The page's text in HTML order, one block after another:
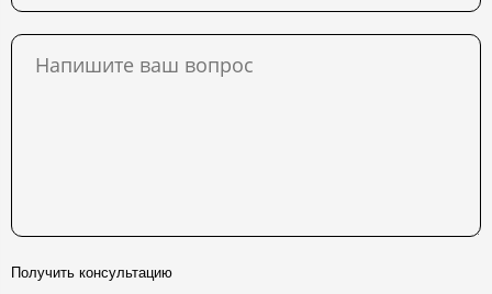
Получить консультацию